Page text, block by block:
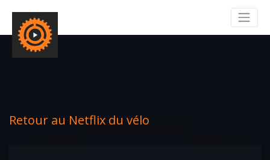
Retour au Netflix du vélo